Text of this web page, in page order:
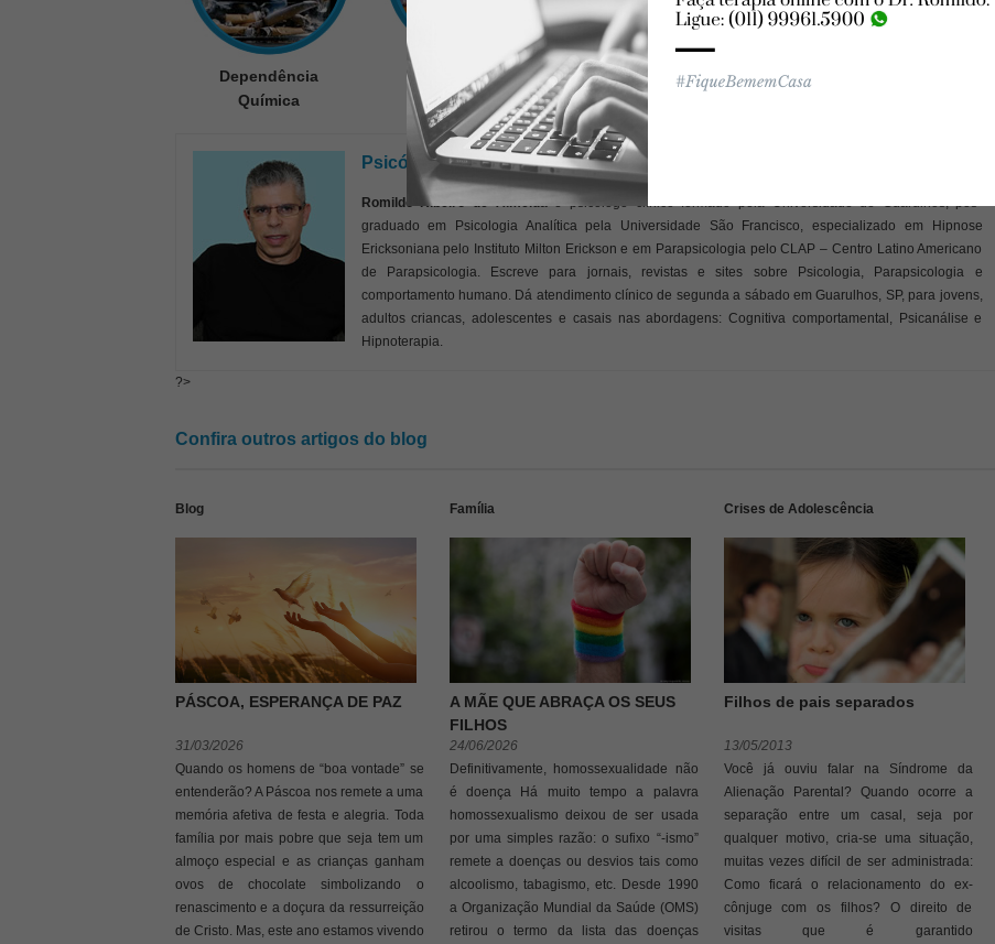
Dependência
Química
Compulsões
Terceira
Idade
Psicólogo Romildo Ribeiro de Almeida
Romildo Ribeiro de Almeidaé psicólogo clínico formado pela Universidade de Guarulhos, pós-
graduado em Psicologia Analítica pela Universidade São Francisco, especializado em Hipnose
Ericksoniana pelo Instituto Milton Erickson e em Parapsicologia pelo CLAP – Centro Latino Americano
de Parapsicologia. Escreve para jornais, revistas e sites sobre Psicologia, Parapsicologia e
comportamento humano. Dá atendimento clínico de segunda a sábado em Guarulhos, SP, para jovens,
adultos criancas, adolescentes e casais nas abordagens: Cognitiva comportamental, Psicanálise e
Hipnoterapia.
?>
Confira outros artigos do blog
Blog
PÁSCOA, ESPERANÇA DE PAZ
31/03/2026
Quando os homens de “boa vontade” se
entenderão? A Páscoa nos remete a uma
memória afetiva de festa e alegria. Toda
família por mais pobre que seja tem um
almoço especial e as crianças ganham
ovos de chocolate simbolizando o
renascimento e a doçura da ressurreição
de Cristo. Mas, este ano estamos vivendo
Família
A MÃE QUE ABRAÇA OS SEUS
FILHOS
24/06/2026
Definitivamente, homossexualidade não
é doença Há muito tempo a palavra
homossexualismo deixou de ser usada
por uma simples razão: o sufixo “-ismo”
remete a doenças ou desvios tais como
alcoolismo, tabagismo, etc. Desde 1990
a Organização Mundial da Saúde (OMS)
retirou o termo da lista das doenças
Crises de Adolescência
Filhos de pais separados
13/05/2013
Você já ouviu falar na Síndrome da
Alienação Parental? Quando ocorre a
separação entre um casal, seja por
qualquer motivo, cria-se uma situação,
muitas vezes difícil de ser administrada:
Como ficará o relacionamento do ex-
cônjuge com os filhos? O direito de
visitas que é garantido